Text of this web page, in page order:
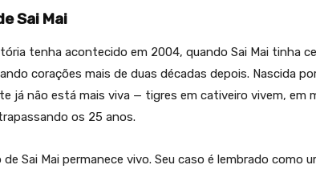
Sai Mai
tenha acontecido em 2004, quando Sai Mai tinha
corações mais de duas décadas depois. Nascida
já não está mais viva — tigres em cativeiro vivem, em
os 25 anos.
de Sai Mai permanece vivo. Seu caso é lembrado como